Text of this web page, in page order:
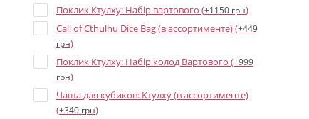
Поклик Ктулху: Набір вартового (+1150 грн)
Call of Cthulhu Dice Bag (в ассортименте) (+449
грн)
Поклик Ктулху: Набір колод Вартового (+999
грн)
Чаша для кубиков: Ктулху (в ассортименте)
(+340 грн)